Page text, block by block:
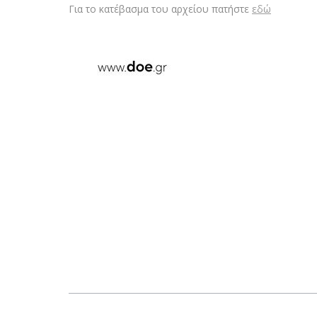
Για το κατέβασμα του αρχείου πατήστε εδώ